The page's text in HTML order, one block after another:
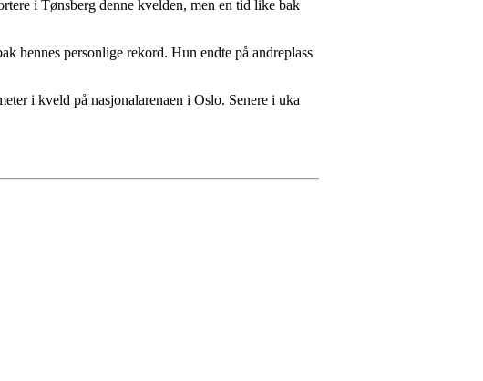
i Tønsberg denne kvelden, men en tid like bak
hennes personlige rekord. Hun endte på andreplass
i kveld på nasjonalarenaen i Oslo. Senere i uka